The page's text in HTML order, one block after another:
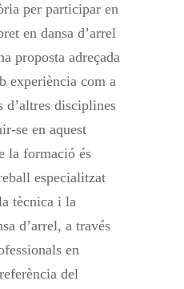
per participar en
en dansa d’arrel
proposta adreçada
experiència com a
d’altres disciplines
se en aquest
la formació és
especialitzat
tècnica i la
d’arrel, a través
en
del